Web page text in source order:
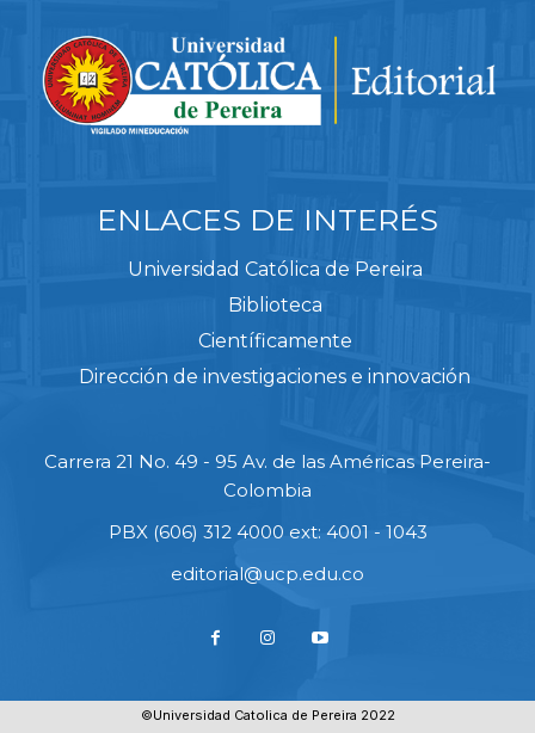
ENLACES DE INTERÉS
Universidad Católica de Pereira
Biblioteca
Científicamente
Dirección de investigaciones e innovación
Carrera 21 No. 49 - 95 Av. de las Américas Pereira-
Colombia
PBX (606) 312 4000 ext: 4001 - 1043
editorial@ucp.edu.co
©Universidad Catolica de Pereira 2022